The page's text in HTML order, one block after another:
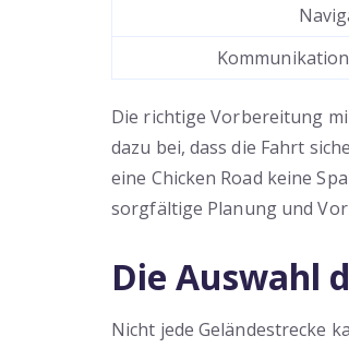
Die richtige Vorbereitung
dazu bei, dass die Fahrt
eine Chicken Road keine
sorgfältige Planung und
Die Auswahl
Nicht jede Geländestrecke